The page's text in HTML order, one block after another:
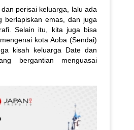
perisai keluarga, lalu ada
berlapiskan emas, dan juga
Selain itu, kita juga bisa
kota Aoba (Sendai)
kisah keluarga Date dan
bergantian menguasai